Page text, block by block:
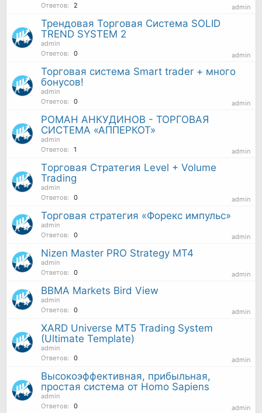
Ответов:
2 admin
Трендовая Торговая Система SОLID
TREND SYSTEM 2
admin
Ответов:
0 admin
Торговая система Smart trader + много
бонусов!
admin
Ответов:
0 admin
РОМАН АНКУДИНОВ - ТОРГОВАЯ
СИСТЕМА «АППЕРКОТ»
admin
Ответов:
1 admin
Tорговая Cтратегия Level + Volume
Trading
admin
Ответов:
0 admin
Торговая стратегия «Форекс импульс»
admin
Ответов:
0 admin
Nizen Master PRO Strategy MT4
admin
Ответов:
0 admin
BBMA Markets Bird View
admin
Ответов:
0 admin
XARD Universe MT5 Trading System
(Ultimate Template)
admin
Ответов:
0 admin
Высокоэффективная, прибыльная,
простая система от Homo Sapiens
admin
Ответов:
0 admin